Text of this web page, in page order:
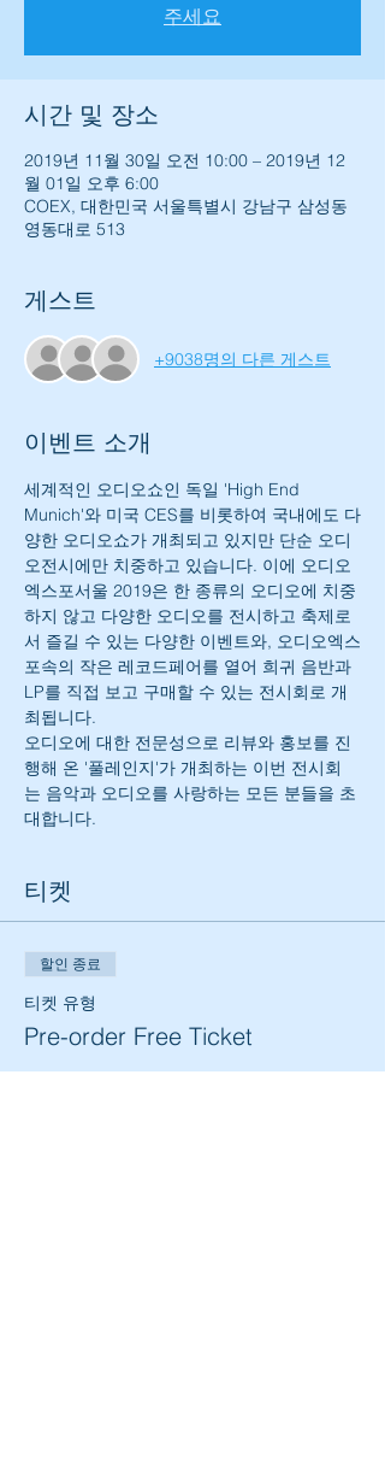
주세요
시간 및 장소
2019년 11월 30일 오전 10:00 – 2019년 12
월 01일 오후 6:00
COEX, 대한민국 서울특별시 강남구 삼성동
영동대로 513
게스트
+9038명의 다른 게스트
이벤트 소개
세계적인 오디오쇼인 독일 'High End
Munich'와 미국 CES를 비롯하여 국내에도 다
양한 오디오쇼가 개최되고 있지만 단순 오디
오전시에만 치중하고 있습니다. 이에 오디오
엑스포서울 2019은 한 종류의 오디오에 치중
하지 않고 다양한 오디오를 전시하고 축제로
서 즐길 수 있는 다양한 이벤트와, 오디오엑스
포속의 작은 레코드페어를 열어 희귀 음반과
LP를 직접 보고 구매할 수 있는 전시회로 개
최됩니다.
오디오에 대한 전문성으로 리뷰와 홍보를 진
행해 온 '풀레인지'가 개최하는 이번 전시회
는 음악과 오디오를 사랑하는 모든 분들을 초
대합니다.
티켓
할인 종료
티켓 유형
Pre-order Free Ticket